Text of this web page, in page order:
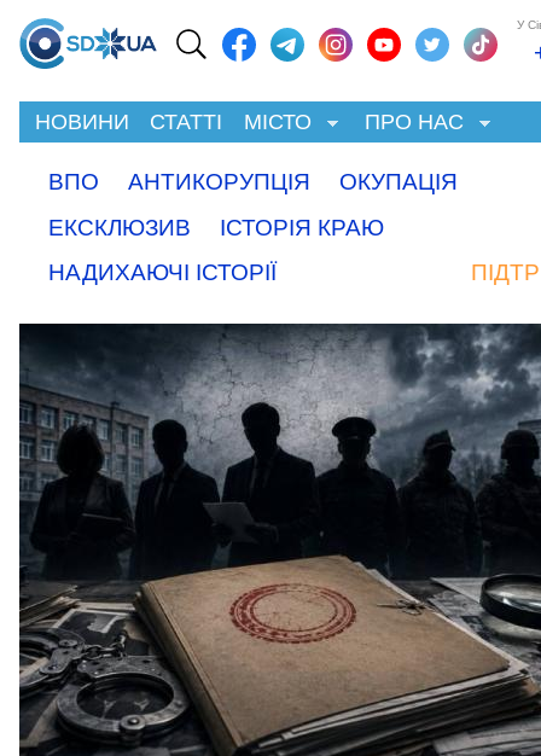
У
НОВИНИ СТАТТІ МІСТО ПРО НАС
ВПО АНТИКОРУПЦІЯ
ОКУПАЦІЯ
ЕКСКЛЮЗИВ
ІСТОРІЯ КРАЮ
НАДИХАЮЧІ ІСТОРІЇ